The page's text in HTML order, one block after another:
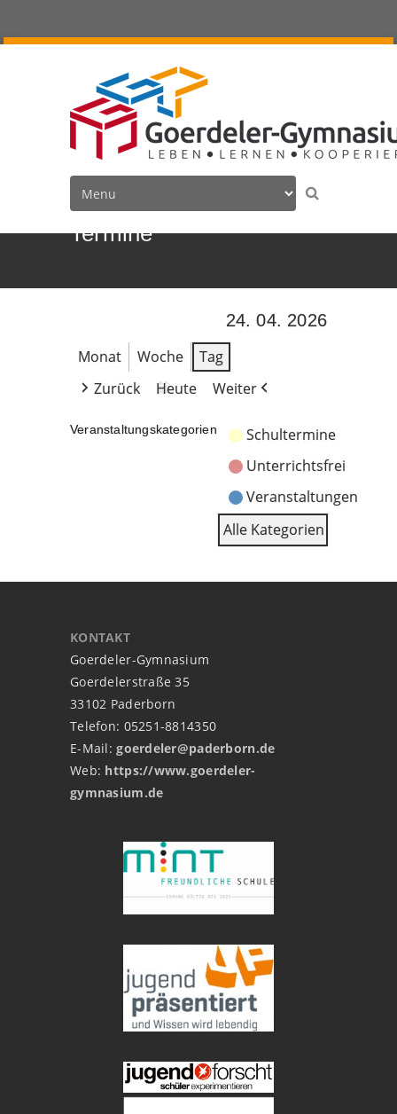
Termine
24. 04. 2026
Monat
Woche
Tag
Zurück
Heute Weiter
Veranstaltungskategorien
Schultermine
Unterrichtsfrei
Veranstaltungen
Alle Kategorien
KONTAKT
Goerdeler-Gymnasium
Goerdelerstraße 35
33102 Paderborn
Telefon: 05251-8814350
E-Mail:goerdeler@paderborn.de
Web: https://www.goerdeler-
gymnasium.de